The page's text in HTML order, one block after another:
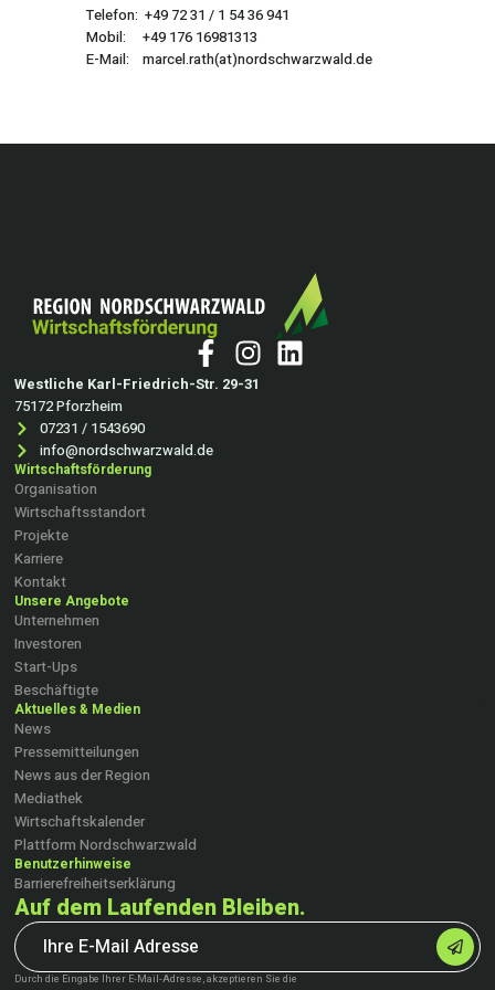
Telefon: +49 72 31 / 1 54 36 941
Mobil: +49 176 16981313
E-Mail: marcel.rath(at)nordschwarzwald.de
Westliche Karl-Friedrich-Str. 29-31
75172 Pforzheim
07231 / 1543690
info@nordschwarzwald.de
Wirtschaftsförderung
Organisation
Wirtschaftsstandort
Projekte
Karriere
Kontakt
Unsere Angebote
Unternehmen
Investoren
Start-Ups
Beschäftigte
Aktuelles & Medien
News
Pressemitteilungen
News aus der Region
Mediathek
Wirtschaftskalender
Plattform Nordschwarzwald
Benutzerhinweise
Barrierefreiheitserklärung
Auf dem Laufenden Bleiben.
Durch die Eingabe Ihrer E-Mail-Adresse, akzeptieren Sie die